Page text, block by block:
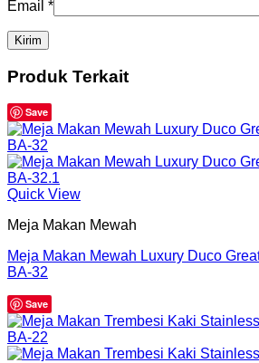
Email *
Produk Terkait
Save
Quick View
Meja Makan Mewah
Meja Makan Mewah Luxury Duco
BA-32
Save